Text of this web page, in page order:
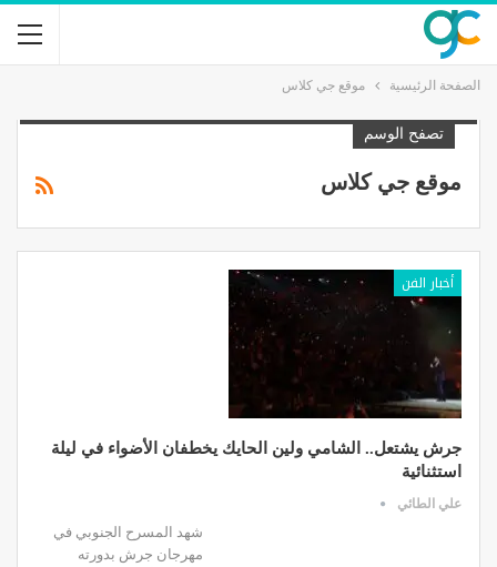
الصفحة الرئيسية موقع جي كلاس
تصفح الوسم
موقع جي كلاس
أخبار الفن
جرش يشتعل.. الشامي ولين الحايك يخطفان الأضواء في ليلة
استثنائية
علي الطائي
شهد المسرح الجنوبي في
مهرجان جرش بدورته